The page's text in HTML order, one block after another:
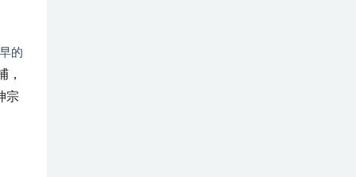
的
，
宗